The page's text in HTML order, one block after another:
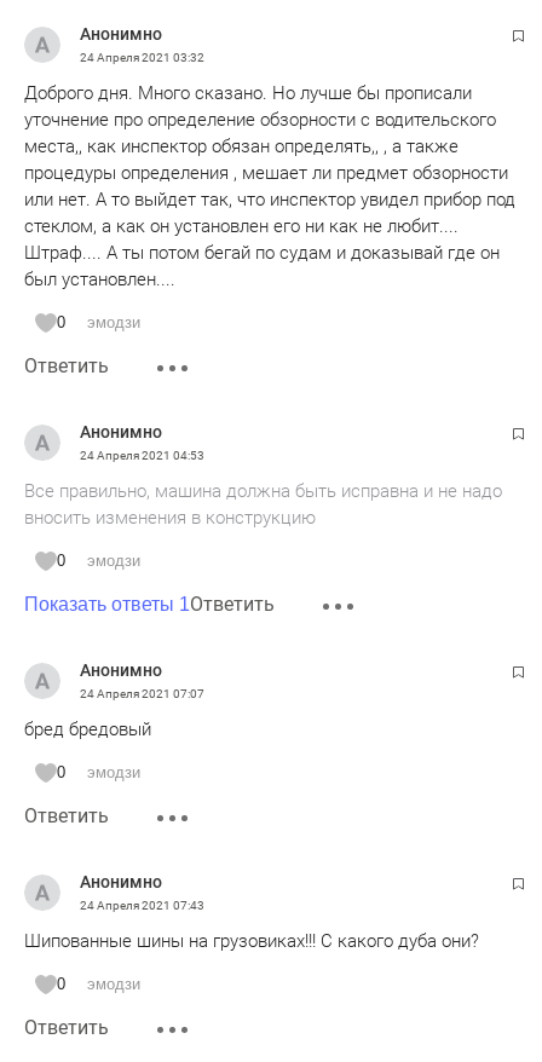
Анонимно
24 Апреля 2021 03:32
Доброго дня. Много сказано. Но лучше бы прописали
уточнение про определение обзорности с водительского
места,, как инспектор обязан определять,, , а также
процедуры определения , мешает ли предмет обзорности
или нет. А то выйдет так, что инспектор увидел прибор под
стеклом, а как он установлен его ни как не любит....
Штраф.... А ты потом бегай по судам и доказывай где он
был установлен....
0 эмодзи
Ответить
Анонимно
24 Апреля 2021 04:53
Все правильно, машина должна быть исправна и не надо
вносить изменения в конструкцию
0 эмодзи
Показать ответы 1Ответить
Анонимно
24 Апреля 2021 07:07
бред бредовый
0 эмодзи
Ответить
Анонимно
24 Апреля 2021 07:43
Шипованные шины на грузовиках!!! С какого дуба они?
0 эмодзи
Ответить